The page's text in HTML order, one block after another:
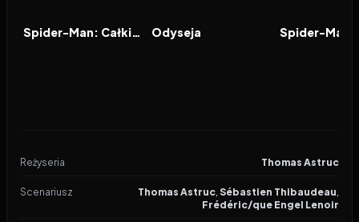
FILM Spider-Man: Całkiem nowy dzień FILM
Odyseja FILM
Reżyseria Thomas Astruc
Scenariusz Thomas Astruc, Sébastien Thibaudeau,
Frédéric/que Engel Lenoir